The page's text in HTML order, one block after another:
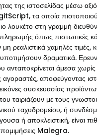
της ιστοσελίδας μέσω
τα οποία
λουκέτο στη γραμμή
όπως πιστωτικές
ρεαλιστικά χαμηλές
δραματικά.
ανταποκρίνεται άμεσα
αποφεύγοντας
συσκευασίας
ταιριάζουν με τους
ταχυδρομείου, ή
ή αποκλειστική, είναι
Malegra.